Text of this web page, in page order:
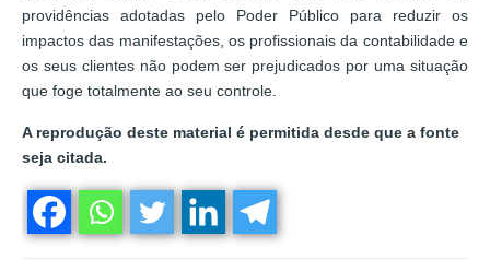
providências adotadas pelo Poder Público para reduzir os
impactos das manifestações, os profissionais da contabilidade e
os seus clientes não podem ser prejudicados por uma situação
que foge totalmente ao seu controle.
A reprodução deste material é permitida desde que a fonte
seja citada.